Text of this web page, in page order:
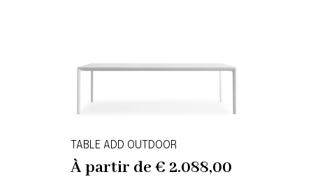
TABLE ADD OUTDOOR
À partir de€ 2.088,00